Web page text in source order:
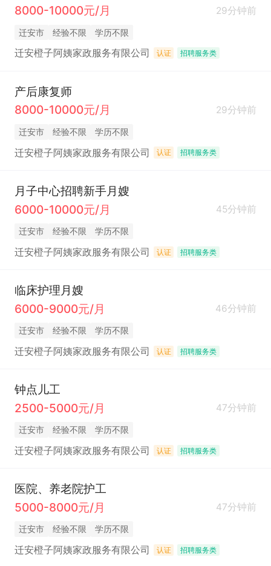
8000-10000元/月
29分钟前
迁安市 经验不限 学历不限
迁安橙子阿姨家政服务有限公司 认证 招聘服务类
产后康复师
8000-10000元/月
29分钟前
迁安市 经验不限 学历不限
迁安橙子阿姨家政服务有限公司 认证 招聘服务类
月子中心招聘新手月嫂
6000-10000元/月
45分钟前
迁安市 经验不限 学历不限
迁安橙子阿姨家政服务有限公司 认证 招聘服务类
临床护理月嫂
6000-9000元/月
46分钟前
迁安市 经验不限 学历不限
迁安橙子阿姨家政服务有限公司 认证 招聘服务类
钟点儿工
2500-5000元/月
47分钟前
迁安市 经验不限 学历不限
迁安橙子阿姨家政服务有限公司 认证 招聘服务类
医院、养老院护工
5000-8000元/月
47分钟前
迁安市 经验不限 学历不限
迁安橙子阿姨家政服务有限公司 认证 招聘服务类